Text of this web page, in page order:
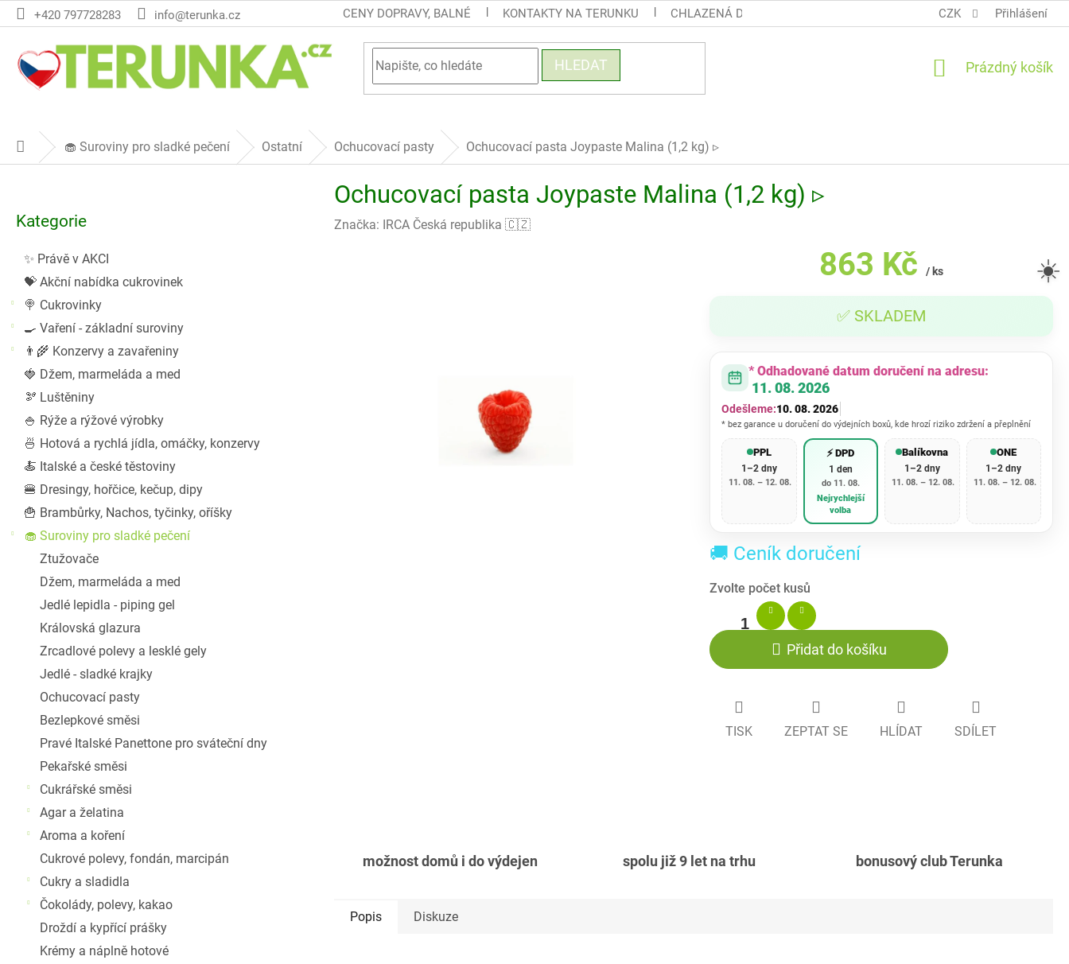
Přejít
na
+420 797728283 info@terunka.cz CENY DOPRAVY, BALNÉ KONTAKTY NA TERUNKU CHLAZENÁ DOPRAVA COOL BALÍK OBCHODNÍ PODMÍNKY TERUNKY
CZK Přihlášení
HLEDAT
NÁKUPNÍ
Prázdný košík
Domů 🧁 Suroviny pro sladké pečení Ostatní Ochucovací pasty Ochucovací pasta Joypaste Malina (1,2 kg) ▹
kategorie
Kategorie
✨ Právě v AKCI
💝 Akční nabídka cukrovinek
🍭 Cukrovinky
🍳 Vaření - základní suroviny
👨‍🌾 Konzervy a zavařeniny
🍓 Džem, marmeláda a med
🫘 Luštěniny
🍚 Rýže a rýžové výrobky
🍜 Hotová a rychlá jídla, omáčky, konzervy
🍝 Italské a české těstoviny
🍔 Dresingy, hořčice, kečup, dipy
🍟 Brambůrky, Nachos, tyčinky, oříšky
🧁 Suroviny pro sladké pečení
Ztužovače
Džem, marmeláda a med
Jedlé lepidla - piping gel
Královská glazura
Zrcadlové polevy a lesklé gely
Jedlé - sladké krajky
Ochucovací pasty
Bezlepkové směsi
Pravé Italské Panettone pro sváteční dny
Pekařské směsi
Cukrářské směsi
Agar a želatina
Aroma a koření
Cukrové polevy, fondán, marcipán
Cukry a sladidla
Čokolády, polevy, kakao
Droždí a kypřící prášky
Krémy a náplně hotové
Ochucovací pasta Joypaste Malina (1,2 kg) ▹
Značka: IRCA Česká republika 🇨🇿
863 Kč / ks
Měrná
✅ SKLADEM
☀️
* Odhadované datum doručení na adresu:
11. 08. 2026
Odešleme:10. 08. 2026
* bez garance u doručení do výdejních boxů, kde hrozí riziko zdržení a přeplnění
PPL
1–2 dny
11. 08. – 12. 08.
⚡ DPD
1 den
do 11. 08.
Nejrychlejší
volba
Balíkovna
1–2 dny
11. 08. – 12. 08.
ONE
1–2 dny
11. 08. – 12. 08.
🚚 Ceník doručení
Přidat do košíku
TISK ZEPTAT SE HLÍDAT SDÍLET
možnost domů i do výdejen spolu již 9 let na trhu bonusový club Terunka
Popis Diskuze